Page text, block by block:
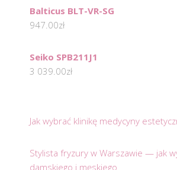
Balticus BLT-VR-SG
947.00zł
Seiko SPB211J1
3 039.00zł
Jak wybrać klinikę medycyny
Stylista fryzury w Warszawie — jak
damskiego i męskiego